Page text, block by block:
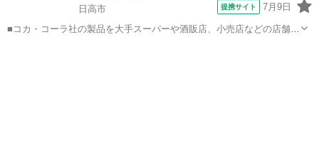
日高市
提携サイト 7月9日
■コカ・コーラ社の製品を大手スーパーや酒販店、小売店などの店舗へ